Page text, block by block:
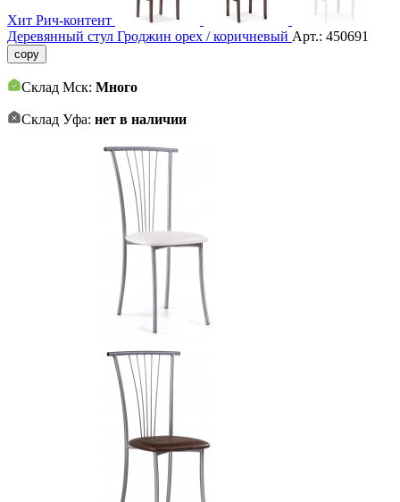
Хит Рич-контент
Деревянный стул Гроджин орех / коричневый Арт.: 450691
copy
Склад Мск: Много
Склад Уфа: нет в наличии